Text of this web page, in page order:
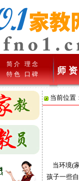
简 介
理 念
特 色
口 碑 师 资
当前位置
当环境(
孩子一些